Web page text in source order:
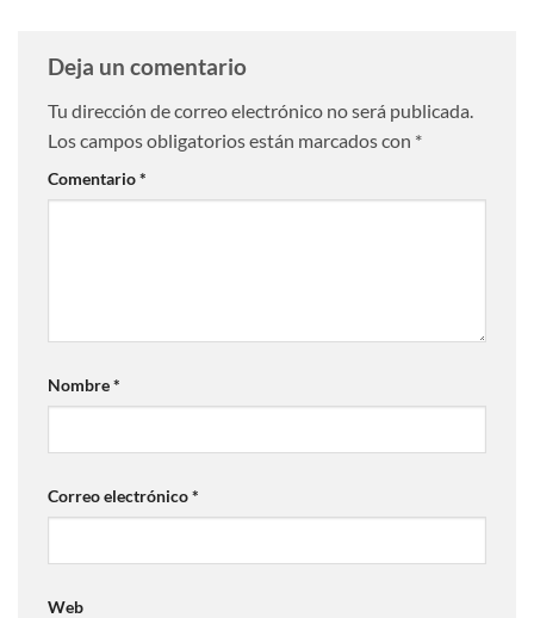
Deja un comentario
Tu dirección de correo electrónico no será publicada.
Los campos obligatorios están marcados con *
Comentario*
Nombre*
Correo electrónico*
Web